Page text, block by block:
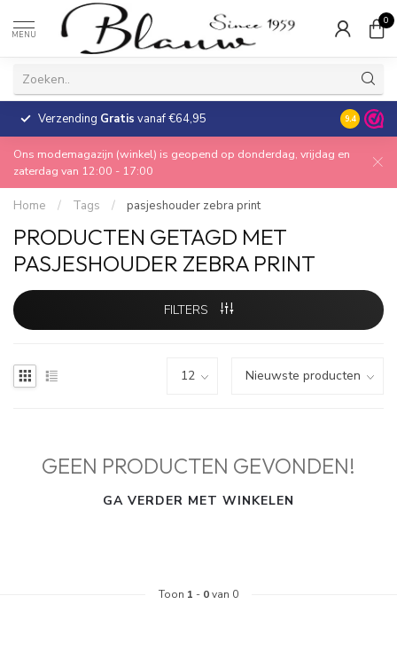
MENU
0
Verzending Gratis vanaf €64,95 30 dagen
9.4
Ons modemagazijn (winkel) is geopend op donderdag, vrijdag en
zaterdag van 12:00 - 17:00
Home / Tags / pasjeshouder zebra print
PRODUCTEN GETAGD MET
PASJESHOUDER ZEBRA PRINT
FILTERS
GEEN PRODUCTEN GEVONDEN!
GA VERDER MET WINKELEN
Toon 1 - 0van 0